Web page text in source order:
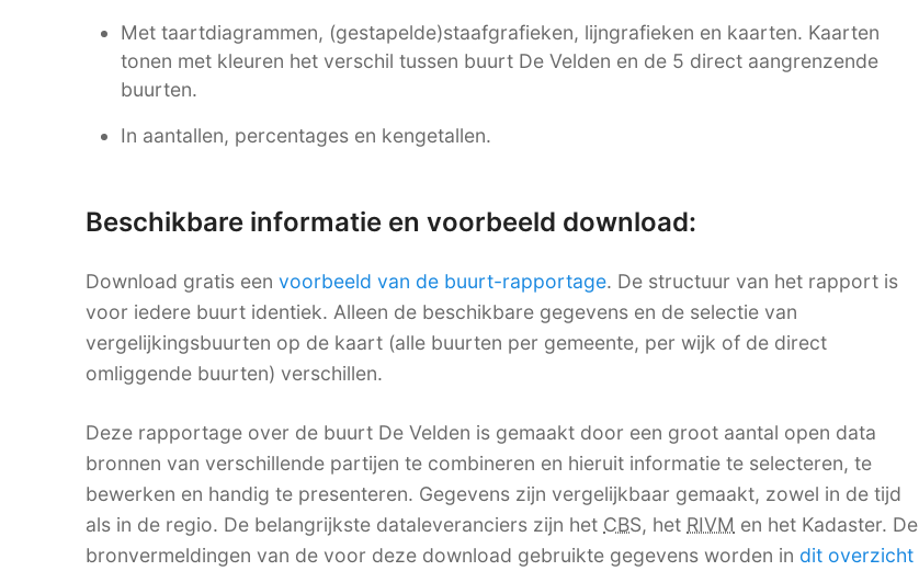
Met taartdiagrammen, (gestapelde)staafgrafieken, lijngrafieken en kaarten. Kaarten
tonen met kleuren het verschil tussen buurt De Velden en de 5 direct aangrenzende
buurten.
In aantallen, percentages en kengetallen.
Beschikbare informatie en voorbeeld download:
Download gratis een voorbeeld van de buurt-rapportage. De structuur van het rapport is
voor iedere buurt identiek. Alleen de beschikbare gegevens en de selectie van
vergelijkingsbuurten op de kaart (alle buurten per gemeente, per wijk of de direct
omliggende buurten) verschillen.
Deze rapportage over de buurt De Velden is gemaakt door een groot aantal open data
bronnen van verschillende partijen te combineren en hieruit informatie te selecteren, te
bewerken en handig te presenteren. Gegevens zijn vergelijkbaar gemaakt, zowel in de tijd
als in de regio. De belangrijkste dataleveranciers zijn het CBS, het RIVM en het Kadaster. De
bronvermeldingen van de voor deze download gebruikte gegevens worden in dit overzicht